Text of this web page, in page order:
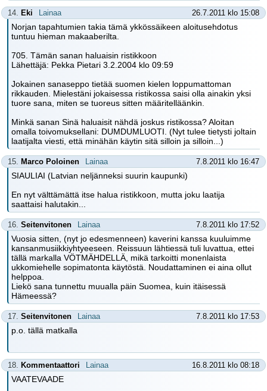
14. Eki Lainaa 26.7.2011 klo 15:08
Norjan tapahtumien takia tämä ykkössäikeen aloitusehdotus
tuntuu hieman makaaberilta.
705. Tämän sanan haluaisin ristikkoon
Lähettäjä: Pekka Pietari 3.2.2004 klo 09:59
Jokainen sanaseppo tietää suomen kielen loppumattoman
rikkauden. Mielestäni jokaisessa ristikossa saisi olla ainakin yksi
tuore sana, miten se tuoreus sitten määritelläänkin.
Minkä sanan Sinä haluaisit nähdä joskus ristikossa? Aloitan
omalla toivomuksellani: DUMDUMLUOTI. (Nyt tulee tietysti joltain
laatijalta viesti, että minähän käytin sitä silloin ja silloin...)
15. Marco Poloinen Lainaa 7.8.2011 klo 16:47
SIAULIAI (Latvian neljänneksi suurin kaupunki)
En nyt välttämättä itse halua ristikkoon, mutta joku laatija
saattaisi halutakin...
16. Seitenvitonen Lainaa 7.8.2011 klo 17:52
Vuosia sitten, (nyt jo edesmenneen) kaverini kanssa kuuluimme
kansanmusiikkiyhtyeeseen. Reissuun lähtiessä tuli luvattua, ettei
tällä markalla VÖTMÄHDELLÄ, mikä tarkoitti monenlaista
ukkomiehelle sopimatonta käytöstä. Noudattaminen ei aina ollut
helppoa.
Liekö sana tunnettu muualla päin Suomea, kuin itäisessä
Hämeessä?
17. Seitenvitonen Lainaa 7.8.2011 klo 17:53
p.o. tällä matkalla
18. Kommentaattori Lainaa 16.8.2011 klo 08:18
VAATEVAADE